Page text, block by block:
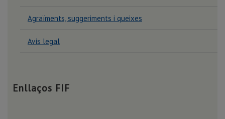
Agraïments, suggeriments i queixes
Avís legal
Enllaços FIF